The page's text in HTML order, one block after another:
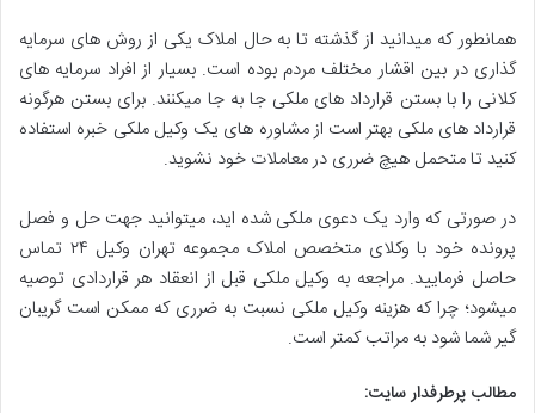
همانطور که میدانید از گذشته تا به حال املاک یکی از روش های سرمایه
گذاری در بین اقشار مختلف مردم بوده است. بسیار از افراد سرمایه های
کلانی را با بستن قرارداد های ملکی جا به جا میکنند. برای بستن هرگونه
قرارداد های ملکی بهتر است از مشاوره های یک وکیل ملکی خبره استفاده
کنید تا متحمل هیچ ضرری در معاملات خود نشوید.
در صورتی که وارد یک دعوی ملکی شده اید، میتوانید جهت حل و فصل
پرونده خود با وکلای متخصص املاک مجموعه تهران وکیل ۲۴ تماس
حاصل فرمایید. مراجعه به وکیل ملکی قبل از انعقاد هر قراردادی توصیه
میشود؛ چرا که هزینه وکیل ملکی نسبت به ضرری که ممکن است گریبان
گیر شما شود به مراتب کمتر است.
مطالب پرطرفدار سایت: